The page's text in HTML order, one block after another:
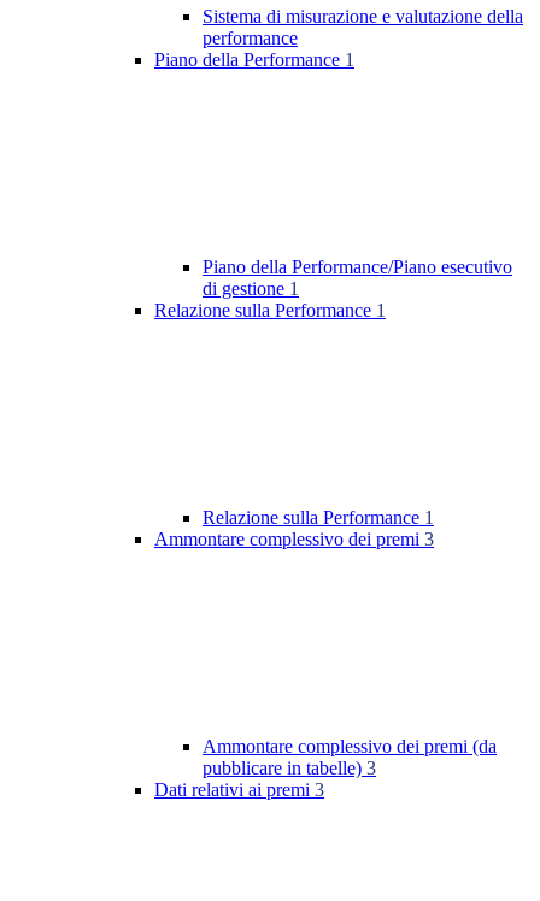
Sistema di misurazione e valutazione della
performance
Piano della Performance 1
Piano della Performance/Piano esecutivo
di gestione 1
Relazione sulla Performance 1
Relazione sulla Performance 1
Ammontare complessivo dei premi 3
Ammontare complessivo dei premi (da
pubblicare in tabelle) 3
Dati relativi ai premi 3